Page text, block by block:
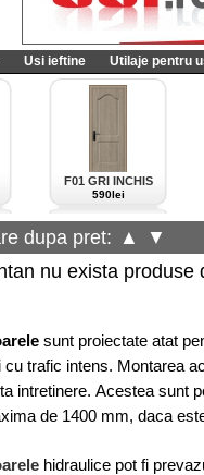
Usi ieftine Utilaje pentru
F01 GRI INCHIS
590lei
dupa pret: ▲
▼
nu exista produse
sunt proiectate atat
cu trafic intens. Montarea
intretinere. Acestea sunt
de 1400 mm, daca
hidraulice pot fi